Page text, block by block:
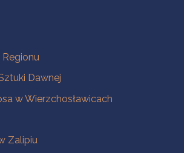
Dawnej
w Wierzchosławicach
Zalipiu